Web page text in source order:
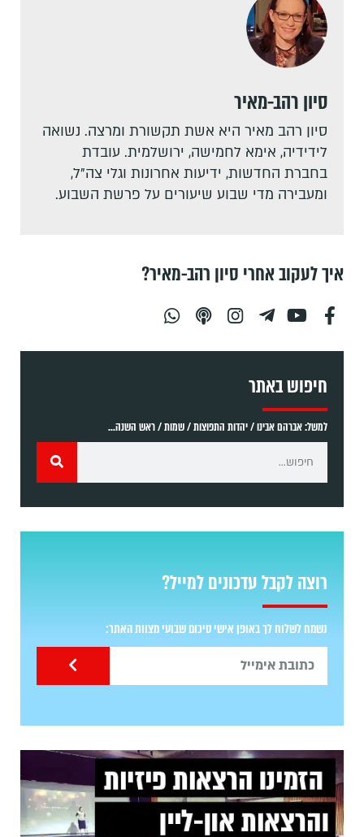
סיון רהב-מאיר
סיון רהב מאיר היא אשת תקשורת ומרצה. נשואה
לידידיה, אימא לחמישה, ירושלמית. עובדת
בחברת החדשות, ידיעות אחרונות וגלי צה"ל,
ומעבירה מדי שבוע שיעורים על פרשת השבוע.
איך לעקוב אחרי סיון רהב-מאיר?
חיפוש באתר
למשל: אברהם אבינו / יהדות התפוצות / שמות / ראש השנה...
רוצה לקבל עדכונים למייל?
נשמח לשלוח לך באופן אישי סיכום שבועי מצוות האתר: